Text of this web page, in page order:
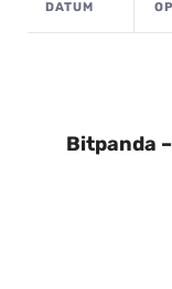
DATUM
Bitpanda